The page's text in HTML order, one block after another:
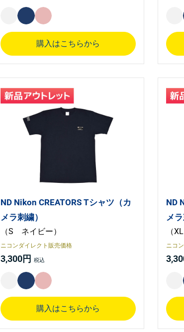
購入はこちらから
ND Nikon CREATORS Tシャツ（カ
メラ刺繍）
（S ネイビー）
ニコンダイレクト販売価格
3,300円
購入はこちらから
ND
メラ
（
ニコ